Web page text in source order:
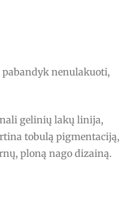
nenulakuoti,
gelinių lakų linija,
tobulą pigmentaciją,
ploną nago dizainą.